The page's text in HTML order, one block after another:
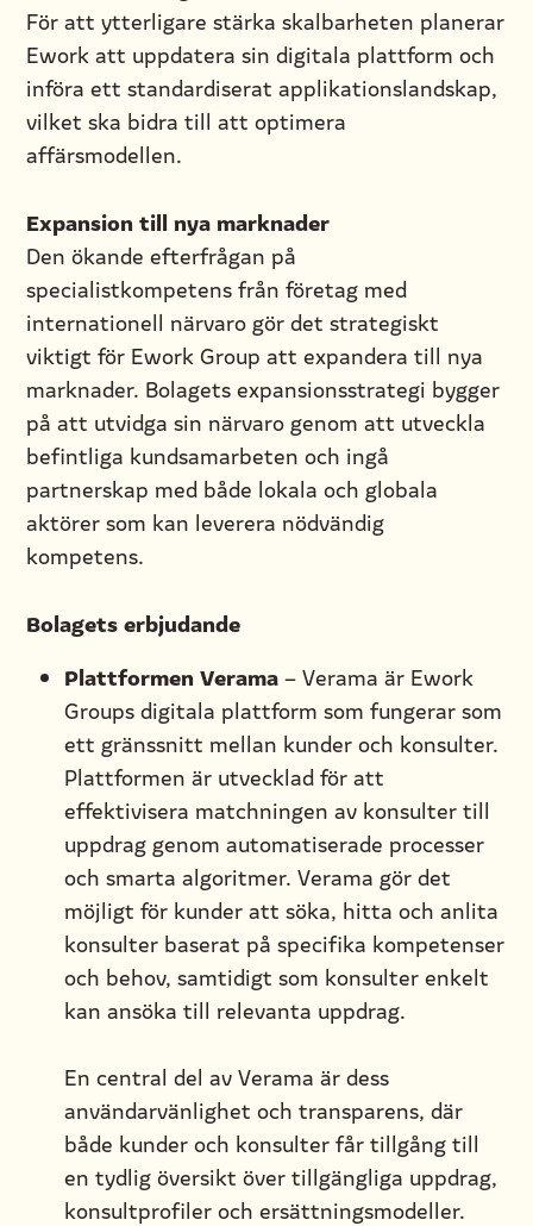
För att ytterligare stärka skalbarheten planerar
Ework att uppdatera sin digitala plattform och
införa ett standardiserat applikationslandskap,
vilket ska bidra till att optimera
affärsmodellen.
Expansion till nya marknader
Den ökande efterfrågan på
specialistkompetens från företag med
internationell närvaro gör det strategiskt
viktigt för Ework Group att expandera till nya
marknader. Bolagets expansionsstrategi bygger
på att utvidga sin närvaro genom att utveckla
befintliga kundsamarbeten och ingå
partnerskap med både lokala och globala
aktörer som kan leverera nödvändig
kompetens.
Bolagets erbjudande
Plattformen Verama – Verama är Ework
Groups digitala plattform som fungerar som
ett gränssnitt mellan kunder och konsulter.
Plattformen är utvecklad för att
effektivisera matchningen av konsulter till
uppdrag genom automatiserade processer
och smarta algoritmer. Verama gör det
möjligt för kunder att söka, hitta och anlita
konsulter baserat på specifika kompetenser
och behov, samtidigt som konsulter enkelt
kan ansöka till relevanta uppdrag.
En central del av Verama är dess
användarvänlighet och transparens, där
både kunder och konsulter får tillgång till
en tydlig översikt över tillgängliga uppdrag,
konsultprofiler och ersättningsmodeller.